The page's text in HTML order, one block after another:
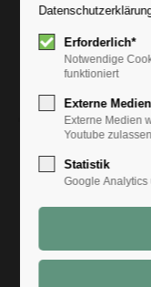
Erforderlich*
Notwendige
funktioniert
Externe Medien
Externe Medien
Youtube zulassen
Statistik
Google